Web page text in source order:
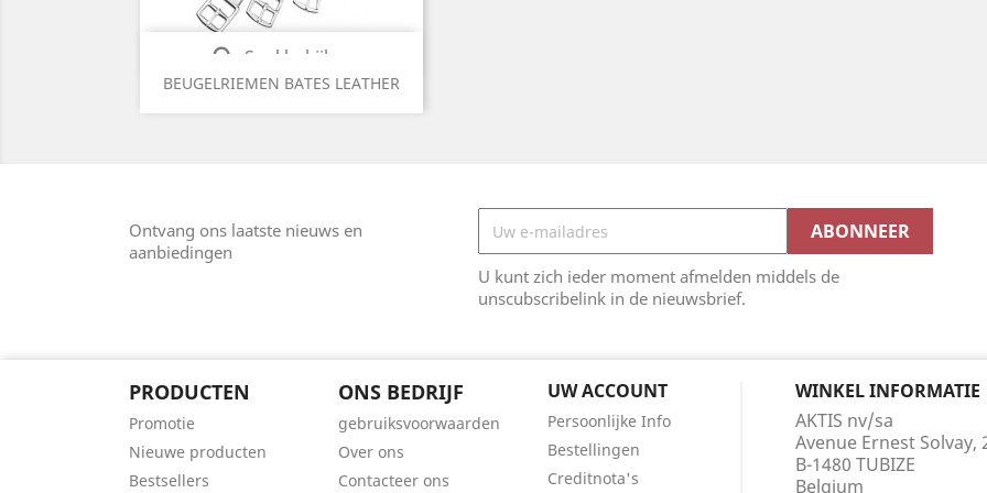
BEUGELRIEMEN BATES LEATHER

Snel bekijken
Noir
(BLACK)
Classic
Brown
Havana
Brown
Ontvang ons laatste nieuws en
aanbiedingen
U kunt zich ieder moment afmelden middels de
unscubscribelink in de nieuwsbrief.
PRODUCTEN
Promotie
Nieuwe producten
Bestsellers
ONS BEDRIJF
gebruiksvoorwaarden
Over ons
Contacteer ons
UW ACCOUNT
Persoonlijke Info
Bestellingen
Creditnota's
WINKEL INFORMATIE
AKTIS nv/sa
Avenue Ernest Solvay,
B-1480 TUBIZE
Belgium